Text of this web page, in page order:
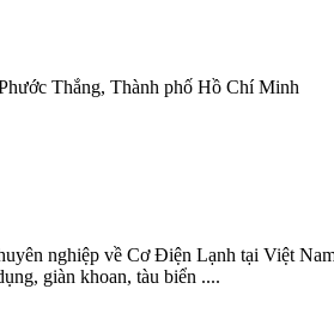
Thắng, Thành phố Hồ Chí Minh
nghiệp về Cơ Điện Lạnh tại Việt
giàn khoan, tàu biển ....